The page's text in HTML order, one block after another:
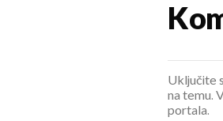
Uključite
na temu.
portala.